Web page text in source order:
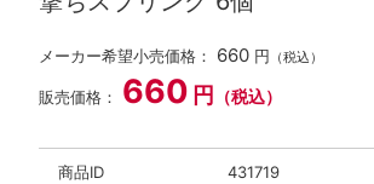
メーカー希望小売価格： 660 円 （税込）
販売価格： 660 円 （税込）
商品ID 431719